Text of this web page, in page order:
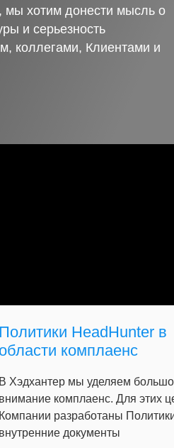
мы хотим донести мысль о
и серьезность
коллегами, Клиентами и
Политики HeadHunter в
области комплаенс
В Хэдхантер мы уделяем
внимание комплаенс. Для этих
Компании разработаны
внутренние документы